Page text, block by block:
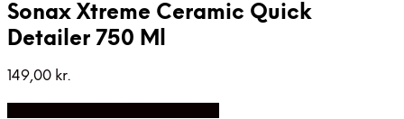
Sonax Xtreme Ceramic Quick
Detailer 750 Ml
149,00 kr.